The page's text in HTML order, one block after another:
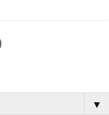
▼